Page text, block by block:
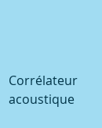
Corrélateur
acoustique